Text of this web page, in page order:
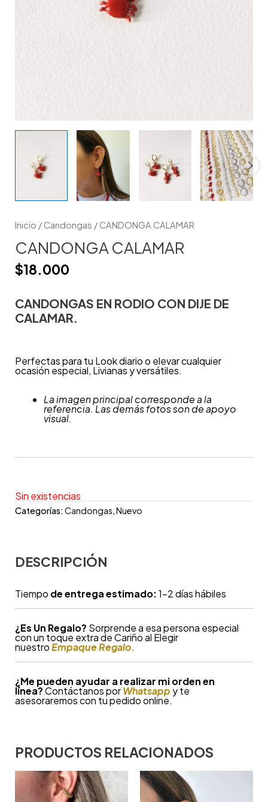
Inicio / Candongas / CANDONGA CALAMAR
CANDONGA CALAMAR
$18.000
CANDONGAS EN RODIO CON DIJE DE
CALAMAR.
Perfectas para tu Look diario o elevar cualquier
ocasión especial, Livianas y versátiles.
La imagen principal corresponde a la
referencia. Las demás fotos son de apoyo
visual.
Sin existencias
Categorías:Candongas,Nuevo
DESCRIPCIÓN
Tiempo de entrega estimado:1-2 días hábiles
¿Es Un Regalo? Sorprende a esa persona especial
con un toque extra de Cariño al Elegir
nuestroEmpaque Regalo.
¿Me pueden ayudar a realizar mi orden en
línea?Contáctanos por Whatsapp y te
asesoraremos con tu pedido online.
PRODUCTOS RELACIONADOS